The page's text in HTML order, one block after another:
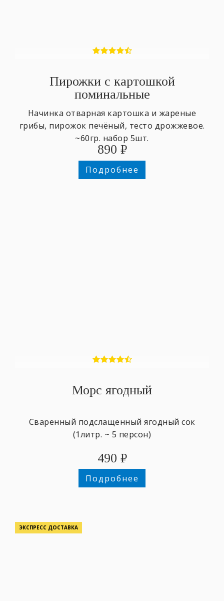
Пирожки с картошкой
поминальные
Начинка отварная картошка и жареные
грибы, пирожок печёный, тесто дрожжевое.
~60гр. набор 5шт.
890 ₽
Подробнее
Морс ягодный
Сваренный подслащенный ягодный сок
(1литр. ~ 5 персон)
490 ₽
Подробнее
ЭКСПРЕСС ДОСТАВКА